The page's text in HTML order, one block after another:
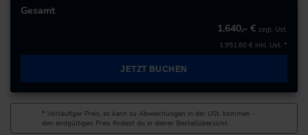
Deutschland
Gesamt
1.640,– € zzgl. Ust.
1.951,60 € inkl. Ust. *
JETZT BUCHEN
* Vorläufiger Preis, es kann zu Abweichungen in der USt. kommen -
den endgültigen Preis findest du in deiner Bestellübersicht.